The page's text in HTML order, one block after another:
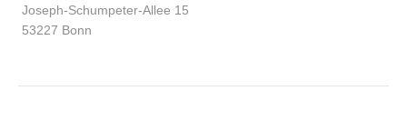
Joseph-Schumpeter-Allee 15
53227 Bonn